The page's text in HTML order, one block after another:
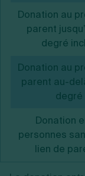
Donation au
parent
degré
Donation au
parent au-
degré
Donation
personnes
lien de